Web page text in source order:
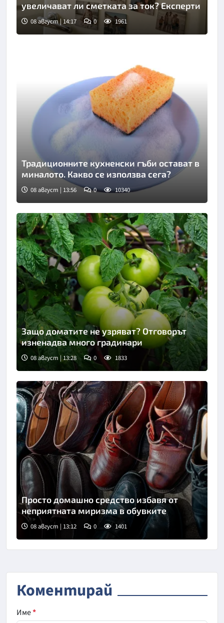
увеличават ли сметката за ток? Експерти
08 август | 14:17 0 1961
Снимка: Пиксабей
Традиционните кухненски гъби остават в
миналото. Какво се използва сега?
08 август | 13:56 0 10340
Снимка: Пиксабей
Защо доматите не узряват? Отговорът
изненадва много градинари
08 август | 13:28 0 1833
Снимка: Пиксабей
Просто домашно средство избавя от
неприятната миризма в обувките
08 август | 13:12 0 1401
Коментирай
Име*